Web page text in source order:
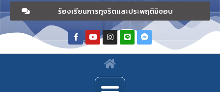
ร้องเรียนการทุจริตและประพฤติมิชอบ